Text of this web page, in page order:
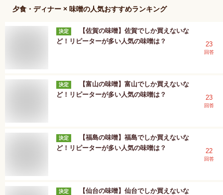
夕食・ディナー × 味噌の人気おすすめランキング
決定
【佐賀の味噌】佐賀でしか買えないな
ど！リピーターが多い人気の味噌は？
23
回答
決定
【富山の味噌】富山でしか買えないな
ど！リピーターが多い人気の味噌は？
23
回答
決定
【福島の味噌】福島でしか買えないな
ど！リピーターが多い人気の味噌は？
22
回答
決定
【仙台の味噌】仙台でしか買えないな